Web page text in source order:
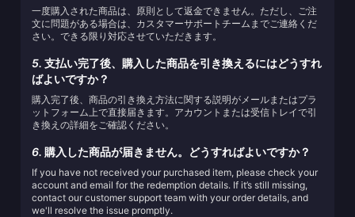
一度購入された商品は、原則として返金できません。ただし、ご注
文に問題がある場合は、カスタマーサポートチームまでご連絡くだ
さい。できる限り対応させていただきます。
5. 支払い完了後、購入した商品を引き換えるにはどうすれ
ばよいですか？
購入完了後、商品の引き換え方法に関する説明がメールまたはプラ
ットフォーム上で直接届きます。アカウントまたは受信トレイで引
き換えの詳細をご確認ください。
6. 購入した商品が届きません。どうすればよいですか？
If you have not received your purchased item, please check your
account and email for the redemption details. If it’s still missing,
contact our customer support team with your order details, and
we'll resolve the issue promptly.